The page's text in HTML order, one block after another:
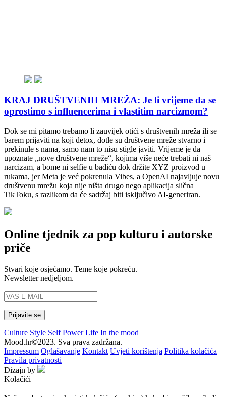
KRAJ DRUŠTVENIH MREŽA: Je li vrijeme da se
oprostimo s influencerima i vlastitim narcizmom?
Dok se mi pitamo trebamo li zauvijek otići s društvenih mreža ili se
barem prijaviti na koji detox, dotle su društvene mreže stvarno i
prekinule s nama, samo nam to nisu stigle javiti. Vrijeme je da
upoznate „nove društvene mreže“, kojima više neće trebati ni naš
narcizam, a bome ni selfie u badiću dok držite XYZ proizvod u
rukama, jer Meta je već pokrenula Vibes, a OpenAI najavljuje novu
društvenu mrežu koja nije ništa drugo nego aplikacija slična
TikToku, s razlikom da će sadržaj biti isključivo AI-generiran.
Online tjednik za pop kulturu i autorske
priče
Stvari koje osjećamo. Teme koje pokreću.
Newsletter nedjeljom.
Culture Style Self Power Life In the mood
Mood.hr©2023. Sva prava zadržana.
Impressum Oglašavanje Kontakt Uvjeti korištenja Politika kolačića
Pravila privatnosti
Dizajn by
Kolačići